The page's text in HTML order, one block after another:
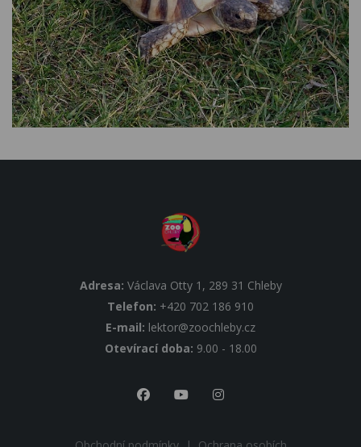
Adresa: Václava Otty 1, 289 31 Chleby
Telefon: +420 702 186 910
E-mail: lektor@zoochleby.cz
Otevírací doba: 9.00 - 18.00